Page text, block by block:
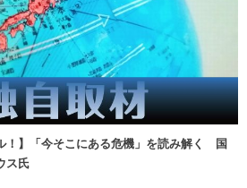
！】「今そこにある危機」を読み解く 国
ス氏